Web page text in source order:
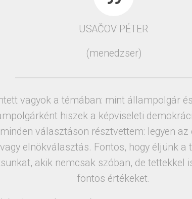
USAČOV PÉTER
(menedzser)
vagyok a témában: mint állampolgár
hiszek a képviseleti
választáson résztvettem: legyen
elnökválasztás. Fontos, hogy éljünk a
akik nemcsak szóban, de tettekkel
fontos értékeket.